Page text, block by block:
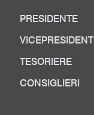
PRESIDENTE
TESORIERE
CONSIGLIERI